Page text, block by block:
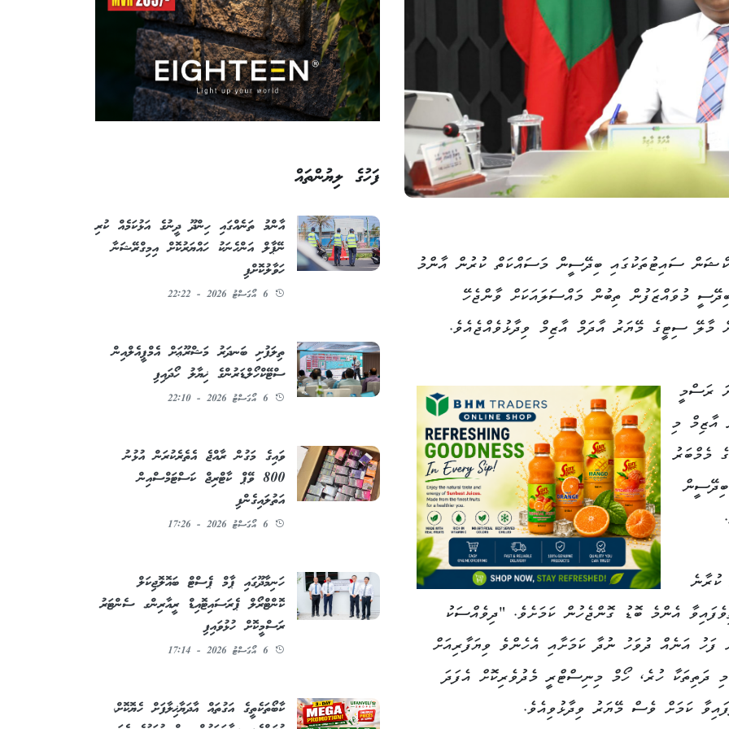
ސައިޓުތަކުގައި ބިދޭސީން މަސައްކަތް ކުރުން އާންމު
މުވައްޒަފުން ތިބުން މައްސަލައަކަށް ވާންޖެހޭ
މާލޭ ސިޓީގެ މޭޔަރު އާދަމް އާޒިމް ވިދާޅުވެއްޖެއެވެ.
ދެވަނަ ރަސްމީ
އާޒިމް މި
މެމްބަރު
ކުރާނެ
އެންމެ ބޮޑު ގޮންޖެހުން ކަމަށެވެ. "ދިވެއްސަކު
އަނެއް ދުވަހު ނުދާ ކަމަށާއި އެހެންވެ ވިޔަފާރިއަށް
ދަތިތަކާ ހުރެ، ހޯމް މިނިސްޓްރީ މެދުވެރިކޮށް އެފަދަ
ކަމަށް ވެސް މޭޔަރު ވިދާޅުވިއެވެ.
ފަހުގެ ލިޔުންތައް
އާންމު ތަނެއްގައި ހިންދޫ ދީނުގެ އަޅުކަމެއް ކުރި
ނޭޕާލް އަންހެނަކު ހައްޔަރުކޮށް އިމިގްރޭޝަނާ
ހަވާލުކޮށްފި
6 އޯގަސްޓު 2026 - 22:22
ތިލަފުށި ބަނދަރު މަޝްރޫޢަށް އެމްޕީއެލްއިން
ސްޓޭކްހޯލްޑަރުންގެ ޚިޔާލު ހޯދައިފި
6 އޯގަސްޓު 2026 - 22:10
ވައިގެ މަގުން ރާއްޖެ އެތެރެކުރަން އުޅުނު
800 ވޭޕް ކާޓްރިޖް ކަސްޓަމްސްއިން
އަތުލައިގެންފި
6 އޯގަސްޓު 2026 - 17:26
ހަނިމާދޫގައި ޕާމް ޕެސްޓް ބައޮލޮޖިކަލް
ކޮންޓްރޯލް ޕެރަސައިޓޮއިޑް ރީއާރިންގ ސެންޓަރު
ރަސްމީކޮށް ހުޅުވައިފި
6 އޯގަސްޓު 2026 - 17:14
ކާބޯތަކެތީގެ އަގުތައް އާދަޔާޚިލާފަށް ހެޔޮކޮށް،